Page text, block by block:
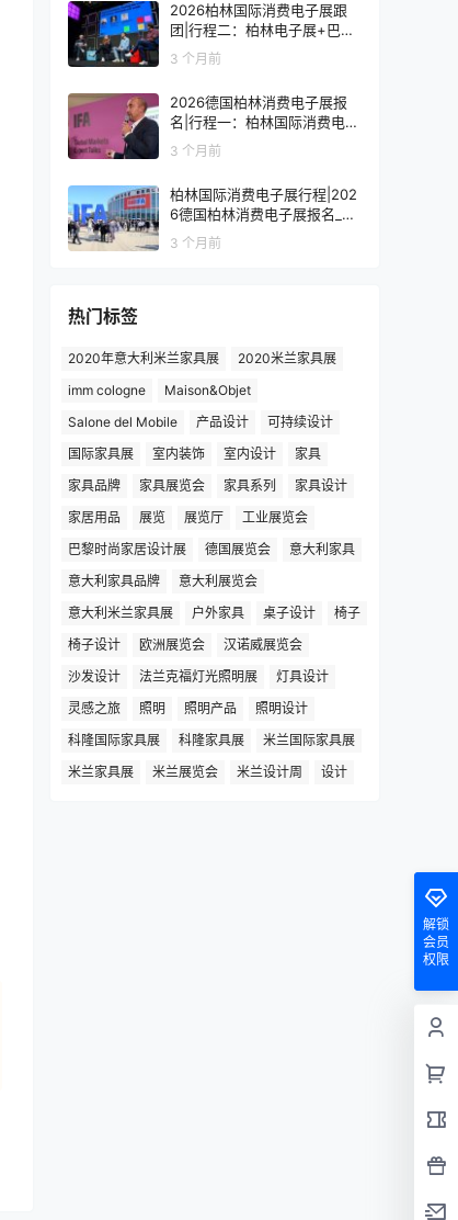
2026柏林国际消费电子展跟
团|行程二：柏林电子展+巴黎
8天艺术之旅
3 个月前
2026德国柏林消费电子展报
名|行程一：柏林国际消费电子
展观展7天
3 个月前
柏林国际消费电子展行程|202
6德国柏林消费电子展报名_价
格_门票_签证
3 个月前
热门标签
2020年意大利米兰家具展
2020米兰家具展
imm cologne
Maison&Objet
Salone del Mobile
产品设计
可持续设计
国际家具展
室内装饰 室内设计
家具
家具品牌
家具展览会 家具系列
家具设计
家居用品
展览 展览厅
工业展览会
巴黎时尚家居设计展
德国展览会
意大利家具
意大利家具品牌
意大利展览会
意大利米兰家具展
户外家具 桌子设计
椅子
椅子设计
欧洲展览会
汉诺威展览会
沙发设计
法兰克福灯光照明展
灯具设计
灵感之旅
照明 照明产品
照明设计
科隆国际家具展
科隆家具展
米兰国际家具展
米兰家具展
米兰展览会 米兰设计周 设计
解锁
会员
权限